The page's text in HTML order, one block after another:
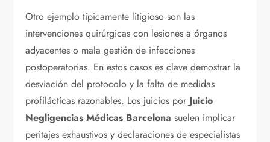
Otro ejemplo típicamente litigioso son las
intervenciones quirúrgicas con lesiones a órganos
adyacentes o mala gestión de infecciones
postoperatorias. En estos casos es clave demostrar la
desviación del protocolo y la falta de medidas
profilácticas razonables. Los juicios por Juicio
Negligencias Médicas Barcelona suelen implicar
peritajes exhaustivos y declaraciones de especialistas